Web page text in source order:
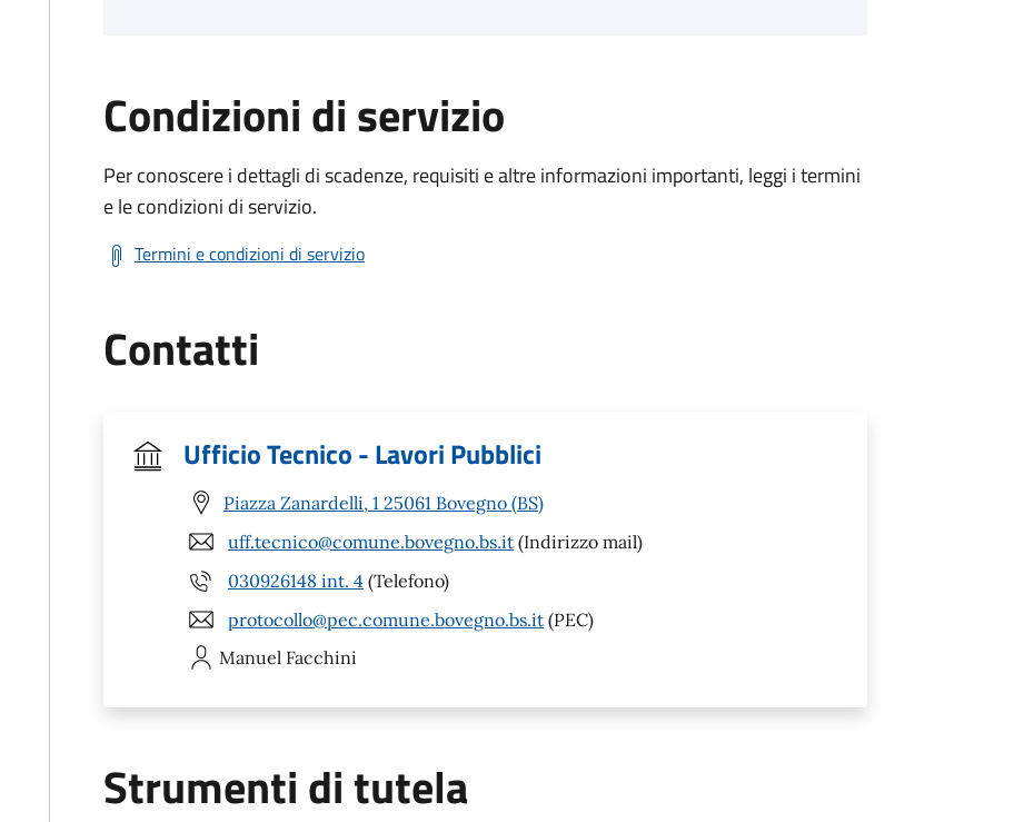
Condizioni di servizio
Per conoscere i dettagli di scadenze, requisiti e altre informazioni importanti, leggi i termini
e le condizioni di servizio.
Termini e condizioni di servizio
Contatti
Ufficio Tecnico - Lavori Pubblici
Piazza Zanardelli, 1 25061 Bovegno (BS)
uff.tecnico@comune.bovegno.bs.it (Indirizzo mail)
030926148 int. 4 (Telefono)
protocollo@pec.comune.bovegno.bs.it (PEC)
Manuel Facchini
Strumenti di tutela